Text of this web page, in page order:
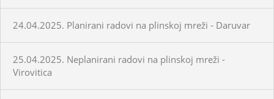
24.04.2025. Planirani radovi na plinskoj mreži - Daruvar
25.04.2025. Neplanirani radovi na plinskoj mreži -
Virovitica